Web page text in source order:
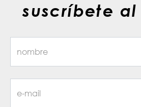
suscríbete